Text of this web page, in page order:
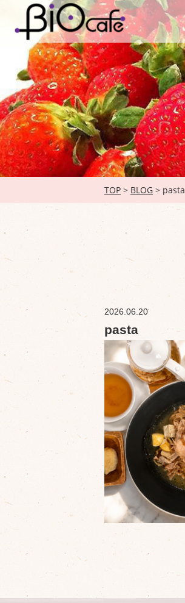
TOP > BLOG > pasta
2026.06.20
pasta